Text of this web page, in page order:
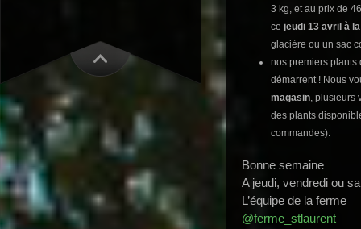
3 kg, et au prix de
ce jeudi 13 avril à
glacière ou un sac
nos premiers plants
démarrent ! Nous
magasin, plusieurs
des plants
commandes).
Bonne semaine
A jeudi, vendredi ou
L’équipe de la ferme
@ferme_stlaurent